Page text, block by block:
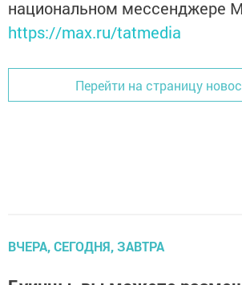
национальном мессенджере
https://max.ru/tatmedia
Перейти на страницу
ВЧЕРА, СЕГОДНЯ, ЗАВТРА